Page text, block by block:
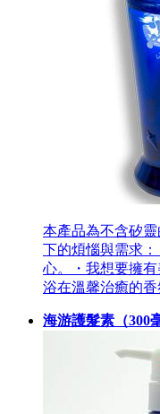
本產品為不含矽
下的煩惱與需求
心。・我想要擁
浴在溫馨治癒的
海游護髮素（300